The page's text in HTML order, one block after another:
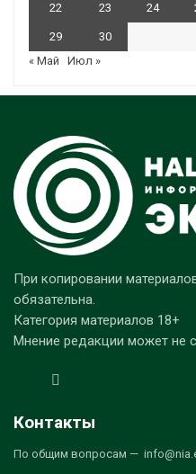
22 23 24
29
30
« Май
Июл »
При копировании
обязательна.
Категория материалов 18+
Мнение редакции может не
Контакты
По общим вопросам —